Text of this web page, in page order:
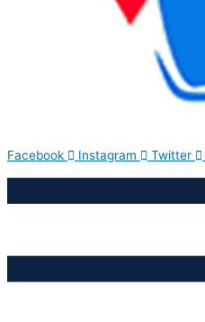
Facebook Instagram Twitter